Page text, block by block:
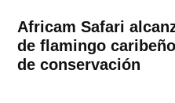
Africam Safari
de flamingo
de conservación